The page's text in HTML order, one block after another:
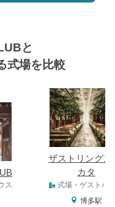
と
式場を比較
ザストリングス
カタ
ス 式場・ゲストハ
博多駅